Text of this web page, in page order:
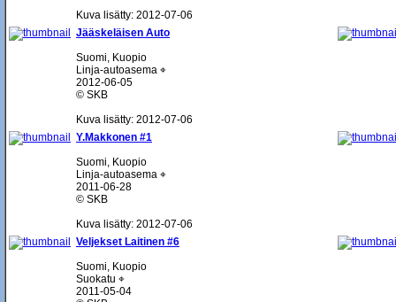
Kuva lisätty: 2012-07-06
Jääskeläisen Auto
Suomi, Kuopio
Linja-autoasema ⌖
2012-06-05
© SKB
Kuva lisätty: 2012-07-06
Y.Makkonen #1
Suomi, Kuopio
Linja-autoasema ⌖
2011-06-28
© SKB
Kuva lisätty: 2012-07-06
Veljekset Laitinen #6
Suomi, Kuopio
Suokatu ⌖
2011-05-04